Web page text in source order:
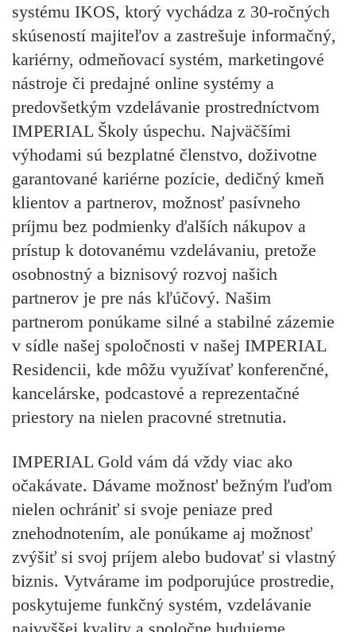
systému IKOS, ktorý vychádza z 30-ročných
skúseností majiteľov a zastrešuje informačný,
kariérny, odmeňovací systém, marketingové
nástroje či predajné online systémy a
predovšetkým vzdelávanie prostredníctvom
IMPERIAL Školy úspechu. Najväčšími
výhodami sú bezplatné členstvo, doživotne
garantované kariérne pozície, dedičný kmeň
klientov a partnerov, možnosť pasívneho
príjmu bez podmienky ďalších nákupov a
prístup k dotovanému vzdelávaniu, pretože
osobnostný a biznisový rozvoj našich
partnerov je pre nás kľúčový. Našim
partnerom ponúkame silné a stabilné zázemie
v sídle našej spoločnosti v našej IMPERIAL
Residencii, kde môžu využívať konferenčné,
kancelárske, podcastové a reprezentačné
priestory na nielen pracovné stretnutia.
IMPERIAL Gold vám dá vždy viac ako
očakávate. Dávame možnosť bežným ľuďom
nielen ochrániť si svoje peniaze pred
znehodnotením, ale ponúkame aj možnosť
zvýšiť si svoj príjem alebo budovať si vlastný
biznis. Vytvárame im podporujúce prostredie,
poskytujeme funkčný systém, vzdelávanie